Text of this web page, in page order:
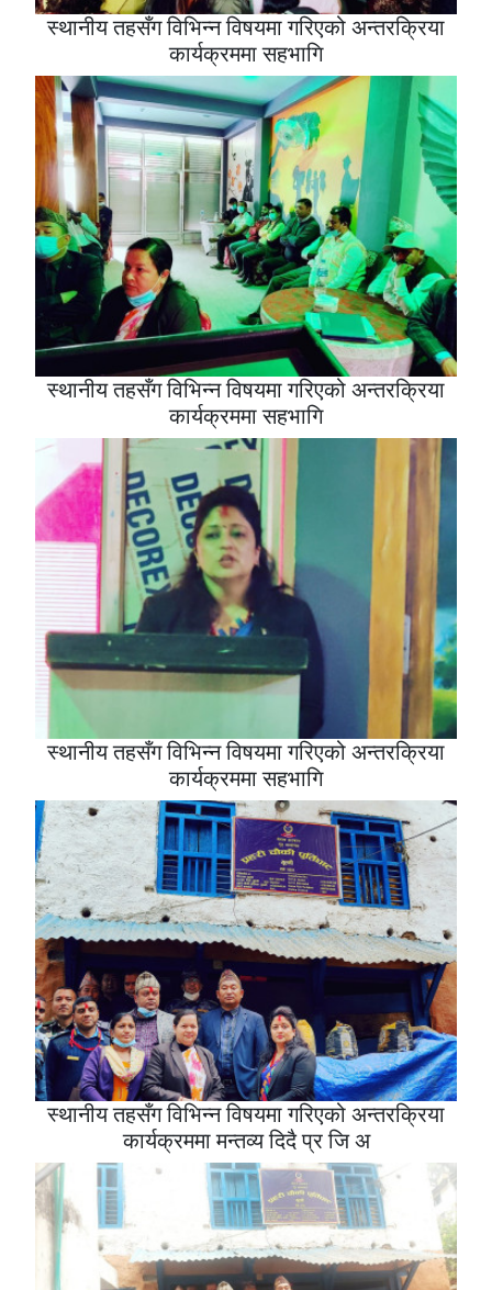
स्थानीय तहसँग विभिन्न विषयमा गरिएको अन्तरक्रिया
कार्यक्रममा सहभागि
स्थानीय तहसँग विभिन्न विषयमा गरिएको अन्तरक्रिया
कार्यक्रममा सहभागि
स्थानीय तहसँग विभिन्न विषयमा गरिएको अन्तरक्रिया
कार्यक्रममा सहभागि
स्थानीय तहसँग विभिन्न विषयमा गरिएको अन्तरक्रिया
कार्यक्रममा मन्तव्य दिदै प्र जि अ